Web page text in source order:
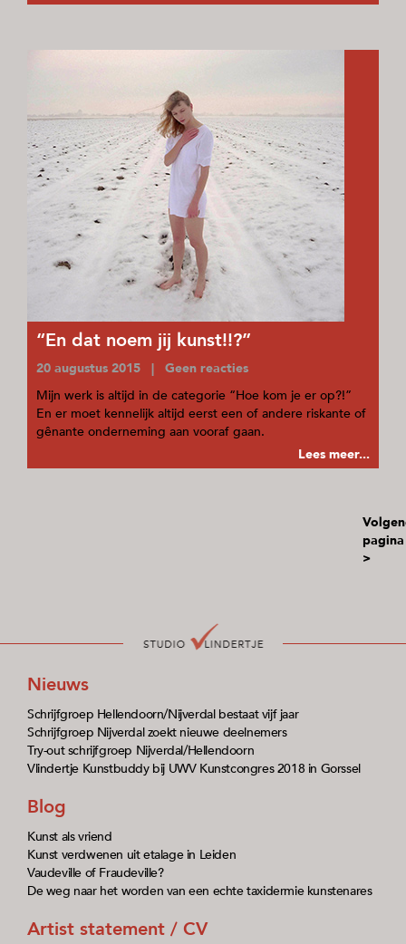
“En dat noem jij kunst!!?”
20 augustus 2015 | Geen reacties
Mijn werk is altijd in de categorie “Hoe kom je er op?!”
En er moet kennelijk altijd eerst een of andere riskante of
gênante onderneming aan vooraf gaan.
Lees meer...
pagina
>
Nieuws
Schrijfgroep Hellendoorn/Nijverdal bestaat vijf jaar
Schrijfgroep Nijverdal zoekt nieuwe deelnemers
Try-out schrijfgroep Nijverdal/Hellendoorn
Vlindertje Kunstbuddy bij UWV Kunstcongres 2018 in Gorssel
Blog
Kunst als vriend
Kunst verdwenen uit etalage in Leiden
Vaudeville of Fraudeville?
De weg naar het worden van een echte taxidermie kunstenares
Artist statement / CV